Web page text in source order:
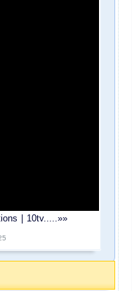
| 10tv.....»»